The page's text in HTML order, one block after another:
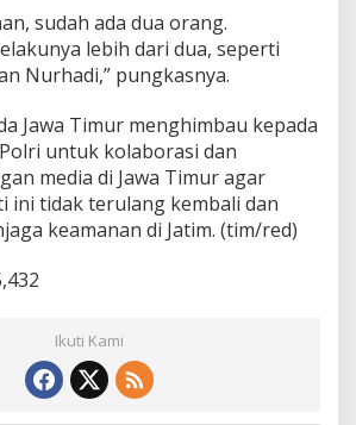
sudah ada dua orang.
lebih dari dua, seperti
Nurhadi,” pungkasnya.
Jawa Timur menghimbau kepada
untuk kolaborasi dan
media di Jawa Timur agar
ini tidak terulang kembali dan
keamanan di Jatim. (tim/red)
Ikuti Kami